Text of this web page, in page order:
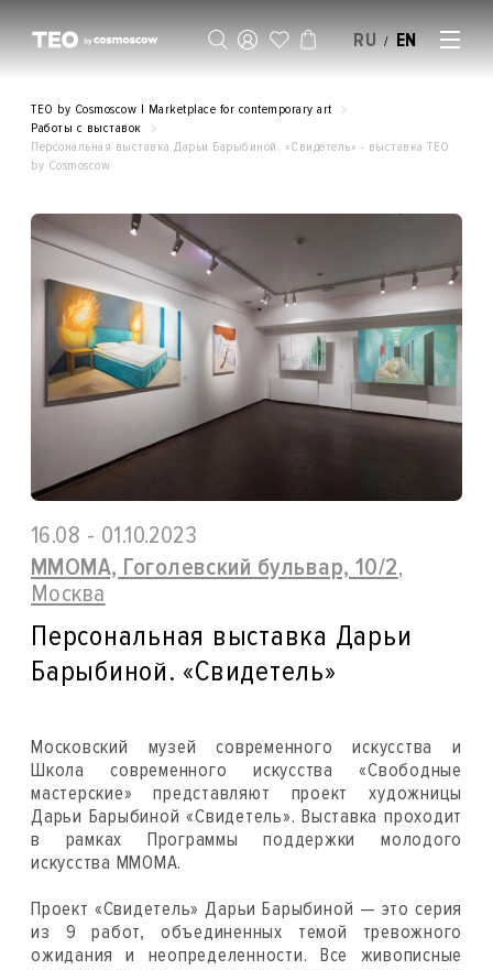
RU / EN
TEO by Cosmoscow | Marketplace for contemporary art
Работы с выставок
Персональная выставка Дарьи Барыбиной. «Свидетель» - выставка ТЕO
by Cosmoscow
16.08 - 01.10.2023
ММОМА, Гоголевский бульвар, 10/2,
Москва
Персональная выставка Дарьи
Барыбиной. «Свидетель»
Московский музей современного искусства и
Школа современного искусства «Свободные
мастерские» представляют проект художницы
Дарьи Барыбиной «Свидетель». Выставка проходит
в рамках Программы поддержки молодого
искусства ММОМА.
Проект «Свидетель» Дарьи Барыбиной — это серия
из 9 работ, объединенных темой тревожного
ожидания и неопределенности. Все живописные